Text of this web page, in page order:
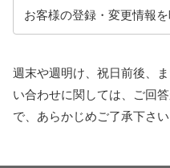
お客様の登録・変更情報
週末や週明け、祝日前後、
い合わせに関しては、ご回
で、あらかじめご了承下さ